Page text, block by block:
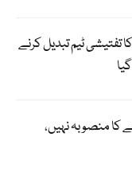
تفتیشی ٹیم تبدیل کرنے
کا منصوبہ نہیں،